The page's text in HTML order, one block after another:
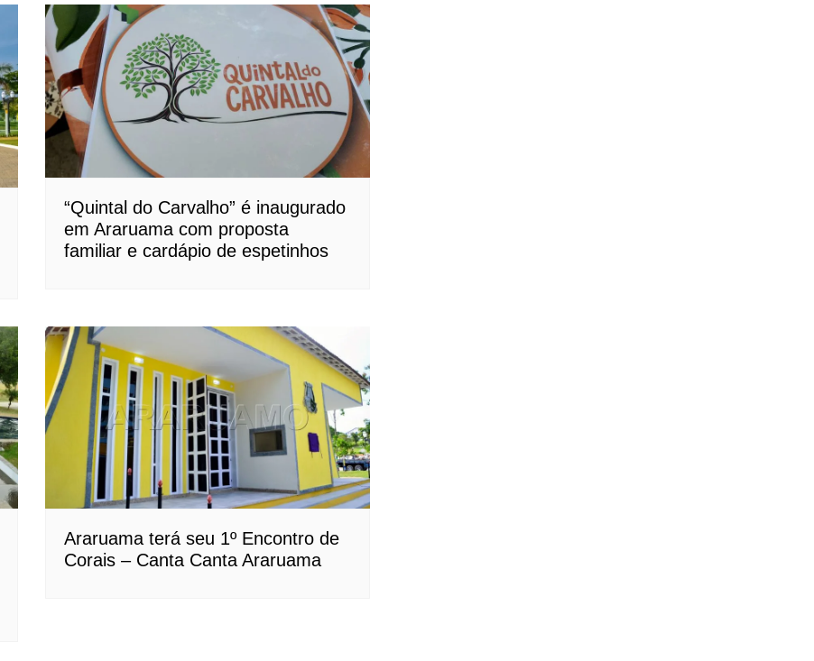
“Quintal do Carvalho” é inaugurado
em Araruama com proposta
familiar e cardápio de espetinhos
Araruama terá seu 1º Encontro de
Corais – Canta Canta Araruama